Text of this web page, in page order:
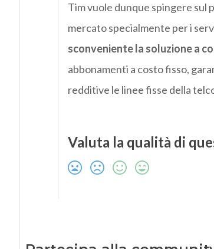
Tim vuole dunque spingere sul
mercato specialmente per i
sconveniente la soluzione a
abbonamenti a costo fisso,
redditive le linee fisse della
Valuta la qualità di